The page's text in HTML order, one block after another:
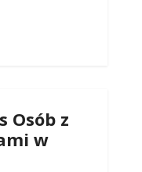
Osób z
w